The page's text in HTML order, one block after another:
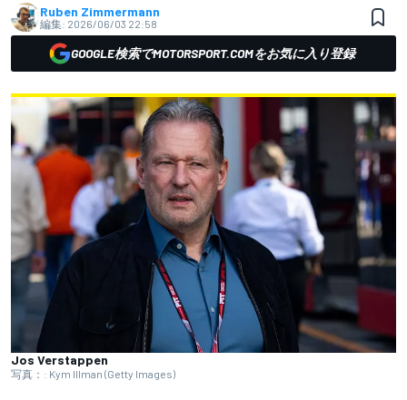
Ruben Zimmermann
編集: 2026/06/03 22:58
GOOGLE検索でMOTORSPORT.COMをお気に入り登録
Jos Verstappen
写真：: Kym Illman (Getty Images)